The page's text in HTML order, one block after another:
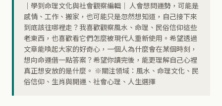
｜學到命理文化與社會觀察編輯｜ 人會想問運勢，可能是
感情、工作、搬家，也可能只是忽然想知道，自己接下來
到底該往哪裡走？我喜歡觀察風水、命理、民俗信仰這些
老東西，也喜歡看它們怎麼被現代人重新使用。希望透過
文章能喚起大家的好奇心，一個人為什麼會在某個時刻，
想向命運借一點答案？希望你讀完後，能更理解自己心裡
真正想安放的是什麼。 ※關注領域：風水、命理文化、民
俗信仰、生肖與開運、社會心理、人生選擇